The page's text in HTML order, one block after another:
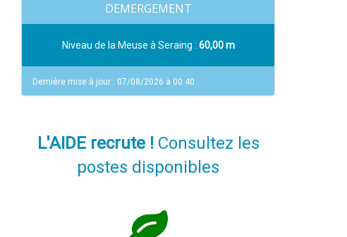
DEMERGEMENT
Niveau de la Meuse à Seraing : 60,00 m
Dernière mise à jour : 07/08/2026 à 00:40
L'AIDE recrute !Consultez les
postes disponibles